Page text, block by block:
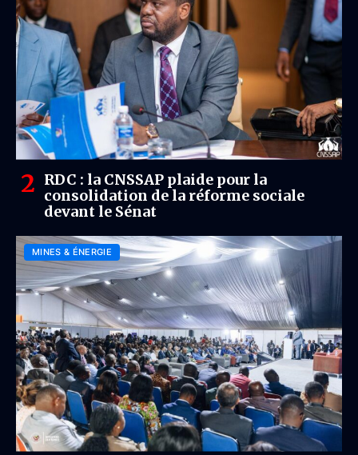
RDC : la CNSSAP plaide pour la
consolidation de la réforme sociale
devant le Sénat
MINES & ÉNERGIE